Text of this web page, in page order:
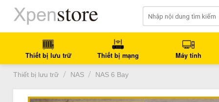
Thiết bị lưu trữ Thiết bị mạng Máy tính
Thiết bị lưu trữ / NAS / NAS 6 Bay